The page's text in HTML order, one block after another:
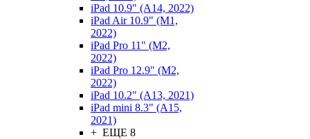
iPad 10.9" (A14, 2022)
iPad Air 10.9" (M1,
2022)
iPad Pro 11" (M2,
2022)
iPad Pro 12.9" (M2,
2022)
iPad 10.2" (A13, 2021)
iPad mini 8.3" (A15,
2021)
+ ЕЩЕ 8